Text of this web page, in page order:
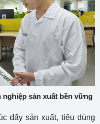
sản xuất bền vững
đẩy sản xuất, tiêu dùng